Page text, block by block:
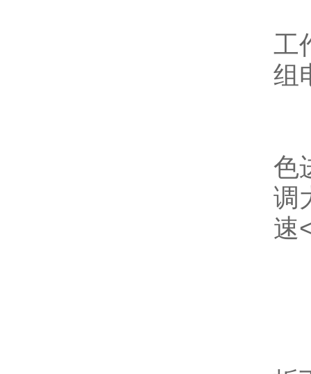
工
组
色
调
速